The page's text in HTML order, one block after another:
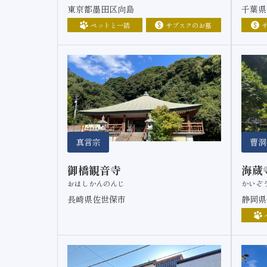
東京都墨田区向島
ペットと一緒 サブスクのお墓
千葉
真言宗
御橋観音寺
おはしかんのんじ
長崎県佐世保市
曹
海蔵
かいぞ
静岡